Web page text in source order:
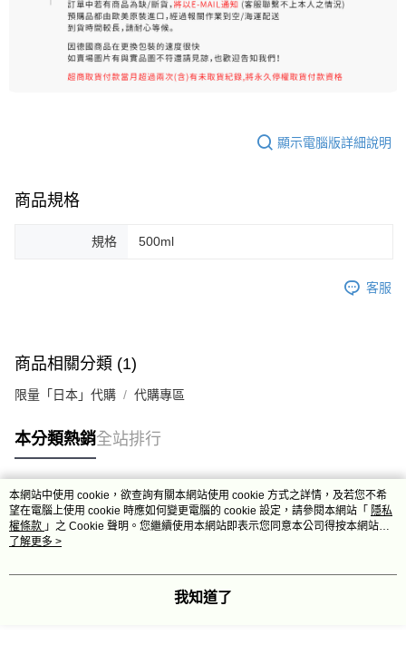
付款後門市自取
顯示電腦版詳細說明
商品規格
規格 500ml
客服
商品相關分類 (1)
限量「日本」代購 代購專區
本分類熱銷全站排行
熱門標籤
本網站中使用 cookie，欲查詢有關本網站使用 cookie 方式之詳情，及若您不希
望在電腦上使用 cookie 時應如何變更電腦的 cookie 設定，請參閱本網站「 隱私
權條款 」之 Cookie 聲明。您繼續使用本網站即表示您同意本公司得按本網站使
用條款之 Cookie 聲明使用 cookie。
了解更多 >
我知道了